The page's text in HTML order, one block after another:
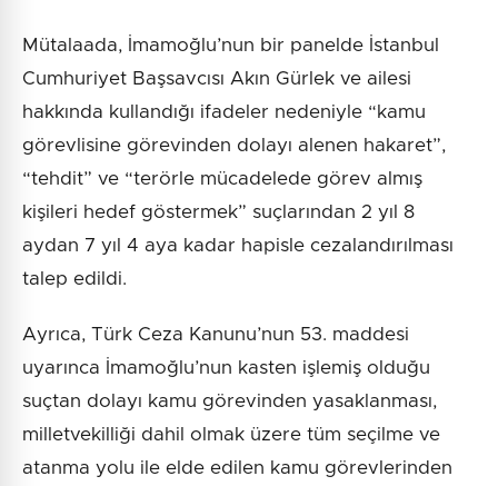
Mütalaada, İmamoğlu’nun bir panelde İstanbul
Cumhuriyet Başsavcısı Akın Gürlek ve ailesi
hakkında kullandığı ifadeler nedeniyle “kamu
görevlisine görevinden dolayı alenen hakaret”,
“tehdit” ve “terörle mücadelede görev almış
kişileri hedef göstermek” suçlarından 2 yıl 8
aydan 7 yıl 4 aya kadar hapisle cezalandırılması
talep edildi.
Ayrıca, Türk Ceza Kanunu’nun 53. maddesi
uyarınca İmamoğlu’nun kasten işlemiş olduğu
suçtan dolayı kamu görevinden yasaklanması,
milletvekilliği dahil olmak üzere tüm seçilme ve
atanma yolu ile elde edilen kamu görevlerinden